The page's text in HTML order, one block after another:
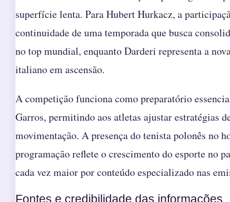
superfície lenta. Para Hubert Hurkacz, a
continuidade de uma temporada que busca
no top mundial, enquanto Darderi representa a
italiano em ascensão.
A competição funciona como preparatório
Garros, permitindo aos atletas ajustar estratégias
movimentação. A presença do tenista polonês no
programação reflete o crescimento do esporte no
cada vez maior por conteúdo especializado nas
Fontes e credibilidade das informações